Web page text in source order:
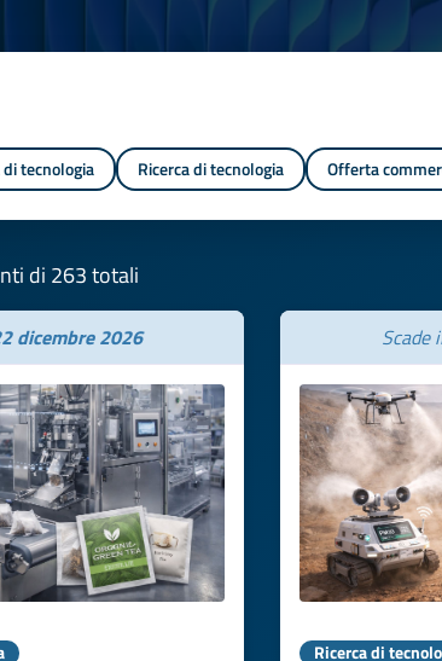
tecnologia Ricerca di tecnologia Offerta
di 263 totali
dicembre 2026 Scade
Ricerca di